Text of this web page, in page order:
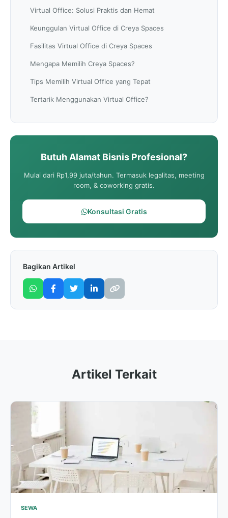
Virtual Office: Solusi Praktis dan Hemat
Keunggulan Virtual Office di Creya Spaces
Fasilitas Virtual Office di Creya Spaces
Mengapa Memilih Creya Spaces?
Tips Memilih Virtual Office yang Tepat
Tertarik Menggunakan Virtual Office?
Butuh Alamat Bisnis Profesional?
Mulai dari Rp1,99 juta/tahun. Termasuk legalitas, meeting
room, & coworking gratis.
Konsultasi Gratis
Bagikan Artikel
Artikel Terkait
SEWA